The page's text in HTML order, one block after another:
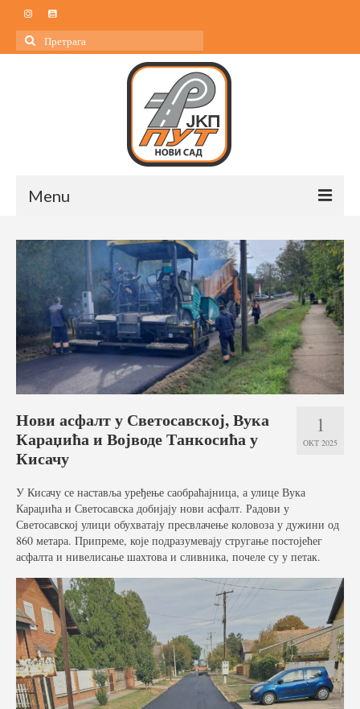
Search
for:
Menu
Почетна
О нама
О нама
Управа
Услуге
Јавне набавке
Рестриктивни поступак
Квалификациони поступак
Поступак јавне набавке мале вредности
Набавке на које се закон о јавној набавци не
примењује
Документа
1
ОКТ 2025
Нови асфалт у Светосавској, Вука
Караџића и Војводе Танкосића у
Кисачу
У Кисачу се наставља уређење саобраћајница, а улице Вука
Караџића и Светосавска добијају нови асфалт. Радови у
Светосавској улици обухватају пресвлачење коловоза у дужини од
860 метара. Припреме, које подразумевају стругање постојећег
асфалта и нивелисање шахтова и сливника, почеле су у петак.